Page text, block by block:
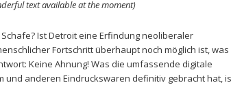
text available at the moment)
Ist Detroit eine Erfindung neoliberaler
Fortschritt überhaupt noch möglich ist, was
Keine Ahnung! Was die umfassende digitale
und anderen Eindruckswaren definitiv gebracht hat,